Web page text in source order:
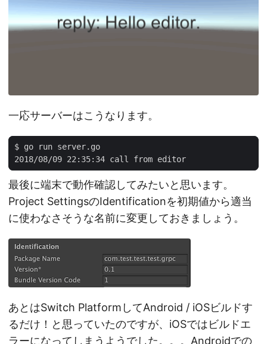
一応サーバーはこうなります。
最後に端末で動作確認してみたいと思います。
Project SettingsのIdentificationを初期値から適当
に使わなさそうな名前に変更しておきましょう。
あとはSwitch PlatformしてAndroid / iOSビルドす
るだけ！と思っていたのですが、iOSではビルドエ
ラーになってしまうようでした。。。Androidでの